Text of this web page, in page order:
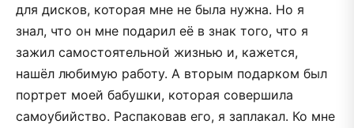
для дисков, которая мне не была нужна. Но я
знал, что он мне подарил её в знак того, что я
зажил самостоятельной жизнью и, кажется,
нашёл любимую работу. А вторым подарком был
портрет моей бабушки, которая совершила
самоубийство. Распаковав его, я заплакал. Ко мне